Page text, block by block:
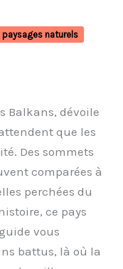
paysages naturels
Balkans, dévoile
que les
Des sommets
comparées à
perchées du
ce pays
vous
battus, là où la